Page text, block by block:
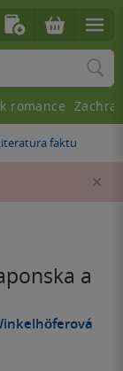
faktu
a
romance